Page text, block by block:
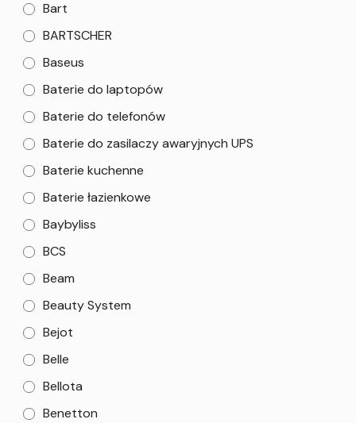
Bart
BARTSCHER
Baseus
Baterie do laptopów
Baterie do telefonów
Baterie do zasilaczy awaryjnych UPS
Baterie kuchenne
Baterie łazienkowe
Baybyliss
BCS
Beam
Beauty System
Bejot
Belle
Bellota
Benetton